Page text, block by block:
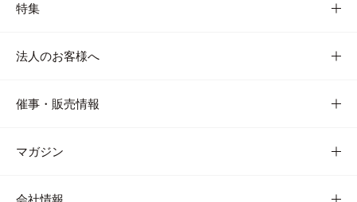
特集
法人のお客様へ
催事・販売情報
マガジン